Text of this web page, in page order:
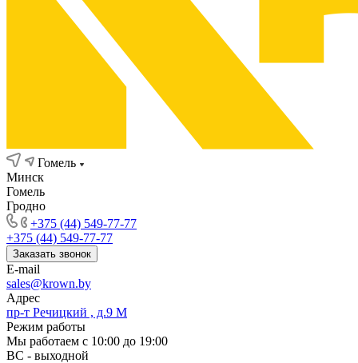
Гомель
Минск
Гомель
Гродно
+375 (44) 549-77-77
+375 (44) 549-77-77
Заказать звонок
E-mail
sales@krown.by
Адрес
пр-т Речицкий , д.9 М
Режим работы
Мы работаем с 10:00 до 19:00
ВС - выходной